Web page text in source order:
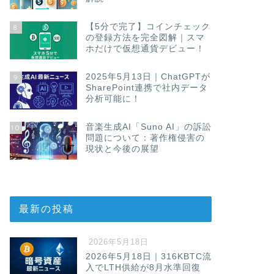
8
【5分で完了】コインチェック
の登録方法を完全図解｜スマ
ホだけで仮想通貨デビュー！
9
2025年5月13日｜ChatGPTが
SharePoint連携で社内データ
分析可能に！
10
音楽生成AI「Suno AI」の訴訟
問題について：著作権侵害の
現状と今後の展望
最新の投稿
2026年5月18日
2026年5月18日｜316KBTC流
入でLTH供給が8月水準回復